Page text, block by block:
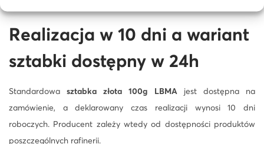
Realizacja w 10 dni a wariant
sztabki dostępny w 24h
Standardowasztabka złota 100g LBMAjest dostępna na
zamówienie, a deklarowany czas realizacji wynosi 10 dni
roboczych. Producent zależy wtedy od dostępności produktów
poszczególnych rafinerii.